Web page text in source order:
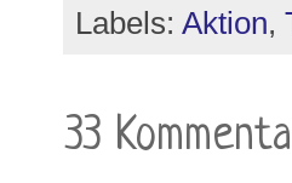
Labels: Aktion,
33